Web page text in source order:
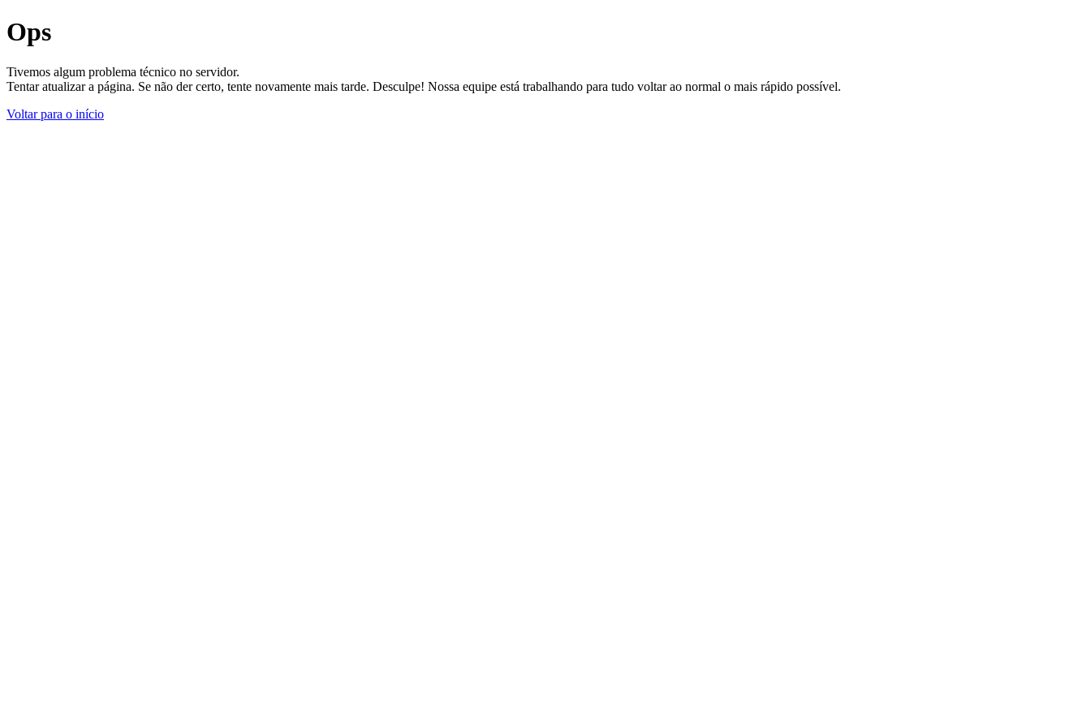
Ops
Tivemos algum problema técnico no servidor.
Tentar atualizar a página. Se não der certo, tente novamente mais tarde. Desculpe! Nossa equipe está trabalhando para tudo voltar ao normal o mais rápido possível.
Voltar para o início